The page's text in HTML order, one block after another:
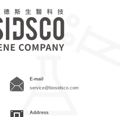
E-mail
service@biosidsco.com
Address